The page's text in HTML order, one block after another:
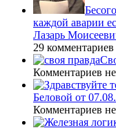
каждой аварии
Лазарь
29 комментариев
Комментариев
Беловой от
Комментариев